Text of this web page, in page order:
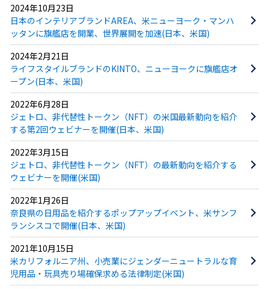
2024年10月23日
日本のインテリアブランドAREA、米ニューヨーク・マンハ
ッタンに旗艦店を開業、世界展開を加速(日本、米国)
2024年2月21日
ライフスタイルブランドのKINTO、ニューヨークに旗艦店オ
ープン(日本、米国)
2022年6月28日
ジェトロ、非代替性トークン（NFT）の米国最新動向を紹介
する第2回ウェビナーを開催(日本、米国)
2022年3月15日
ジェトロ、非代替性トークン（NFT）の最新動向を紹介する
ウェビナーを開催(米国)
2022年1月26日
奈良県の日用品を紹介するポップアップイベント、米サンフ
ランシスコで開催(日本、米国)
2021年10月15日
米カリフォルニア州、小売業にジェンダーニュートラルな育
児用品・玩具売り場確保求める法律制定(米国)